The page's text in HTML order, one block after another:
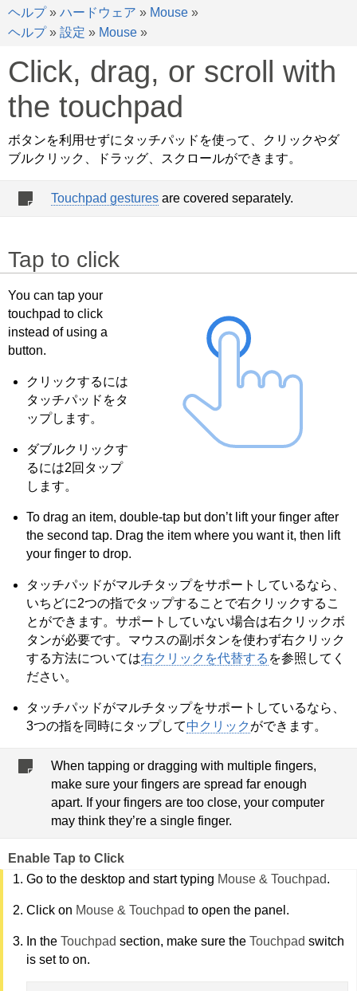
ヘルプ» ハードウェア » Mouse »
ヘルプ» 設定 » Mouse »
Click, drag, or scroll with
the touchpad
ボタンを利用せずにタッチパッドを使って、クリックやダ
ブルクリック、ドラッグ、スクロールができます。
Touchpad gestures are covered separately.
Tap to click
You can tap your
touchpad to click
instead of using a
button.
クリックするには
タッチパッドをタ
ップします。
ダブルクリックす
るには2回タップ
します。
To drag an item, double-tap but don’t lift your finger after
the second tap. Drag the item where you want it, then lift
your finger to drop.
タッチパッドがマルチタップをサポートしているなら、
いちどに2つの指でタップすることで右クリックするこ
とができます。サポートしていない場合は右クリックボ
タンが必要です。マウスの副ボタンを使わず右クリック
する方法については右クリックを代替する を参照してく
ださい。
タッチパッドがマルチタップをサポートしているなら、
3つの指を同時にタップして中クリック ができます。
When tapping or dragging with multiple fingers,
make sure your fingers are spread far enough
apart. If your fingers are too close, your computer
may think they’re a single finger.
Enable Tap to Click
Go to the desktop and start typing Mouse & Touchpad.
Click on Mouse & Touchpad to open the panel.
In theTouchpad section, make sure theTouchpad switch
is set to on.